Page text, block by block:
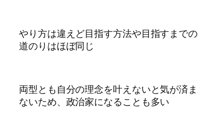
やり方は違えど目指す方法や目指すまでの
道のりはほぼ同じ
両型とも自分の理念を叶えないと気が済ま
ないため、政治家になることも多い